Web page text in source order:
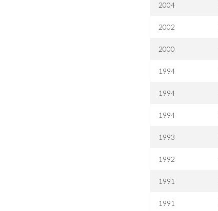
2004
2002
2000
1994
1994
1994
1993
1992
1991
1991